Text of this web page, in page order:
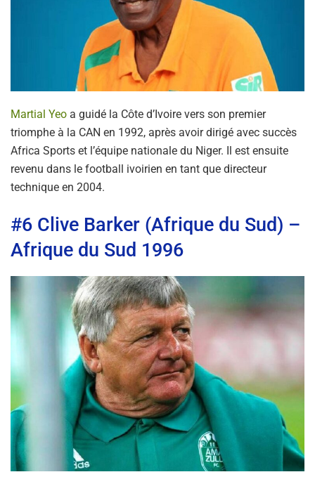
Martial Yeo a guidé la Côte d’Ivoire vers son premier
triomphe à la CAN en 1992, après avoir dirigé avec succès
Africa Sports et l’équipe nationale du Niger. Il est ensuite
revenu dans le football ivoirien en tant que directeur
technique en 2004.
#6 Clive Barker (Afrique du Sud) –
Afrique du Sud 1996